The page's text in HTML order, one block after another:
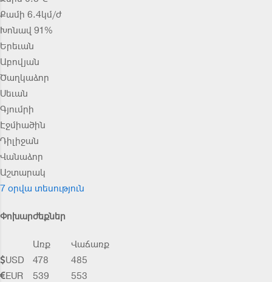
Քամի 6.4կմ/ժ
Խոնավ 91%
Երեւան
Աբովյան
Ծաղկաձոր
Սեւան
Գյումրի
Էջմիածին
Դիլիջան
Վանաձոր
Աշտարակ
7 օրվա տեսություն
Փոխարժեքներ
Առք
Վաճառք
USD
478
485
EUR
539 553